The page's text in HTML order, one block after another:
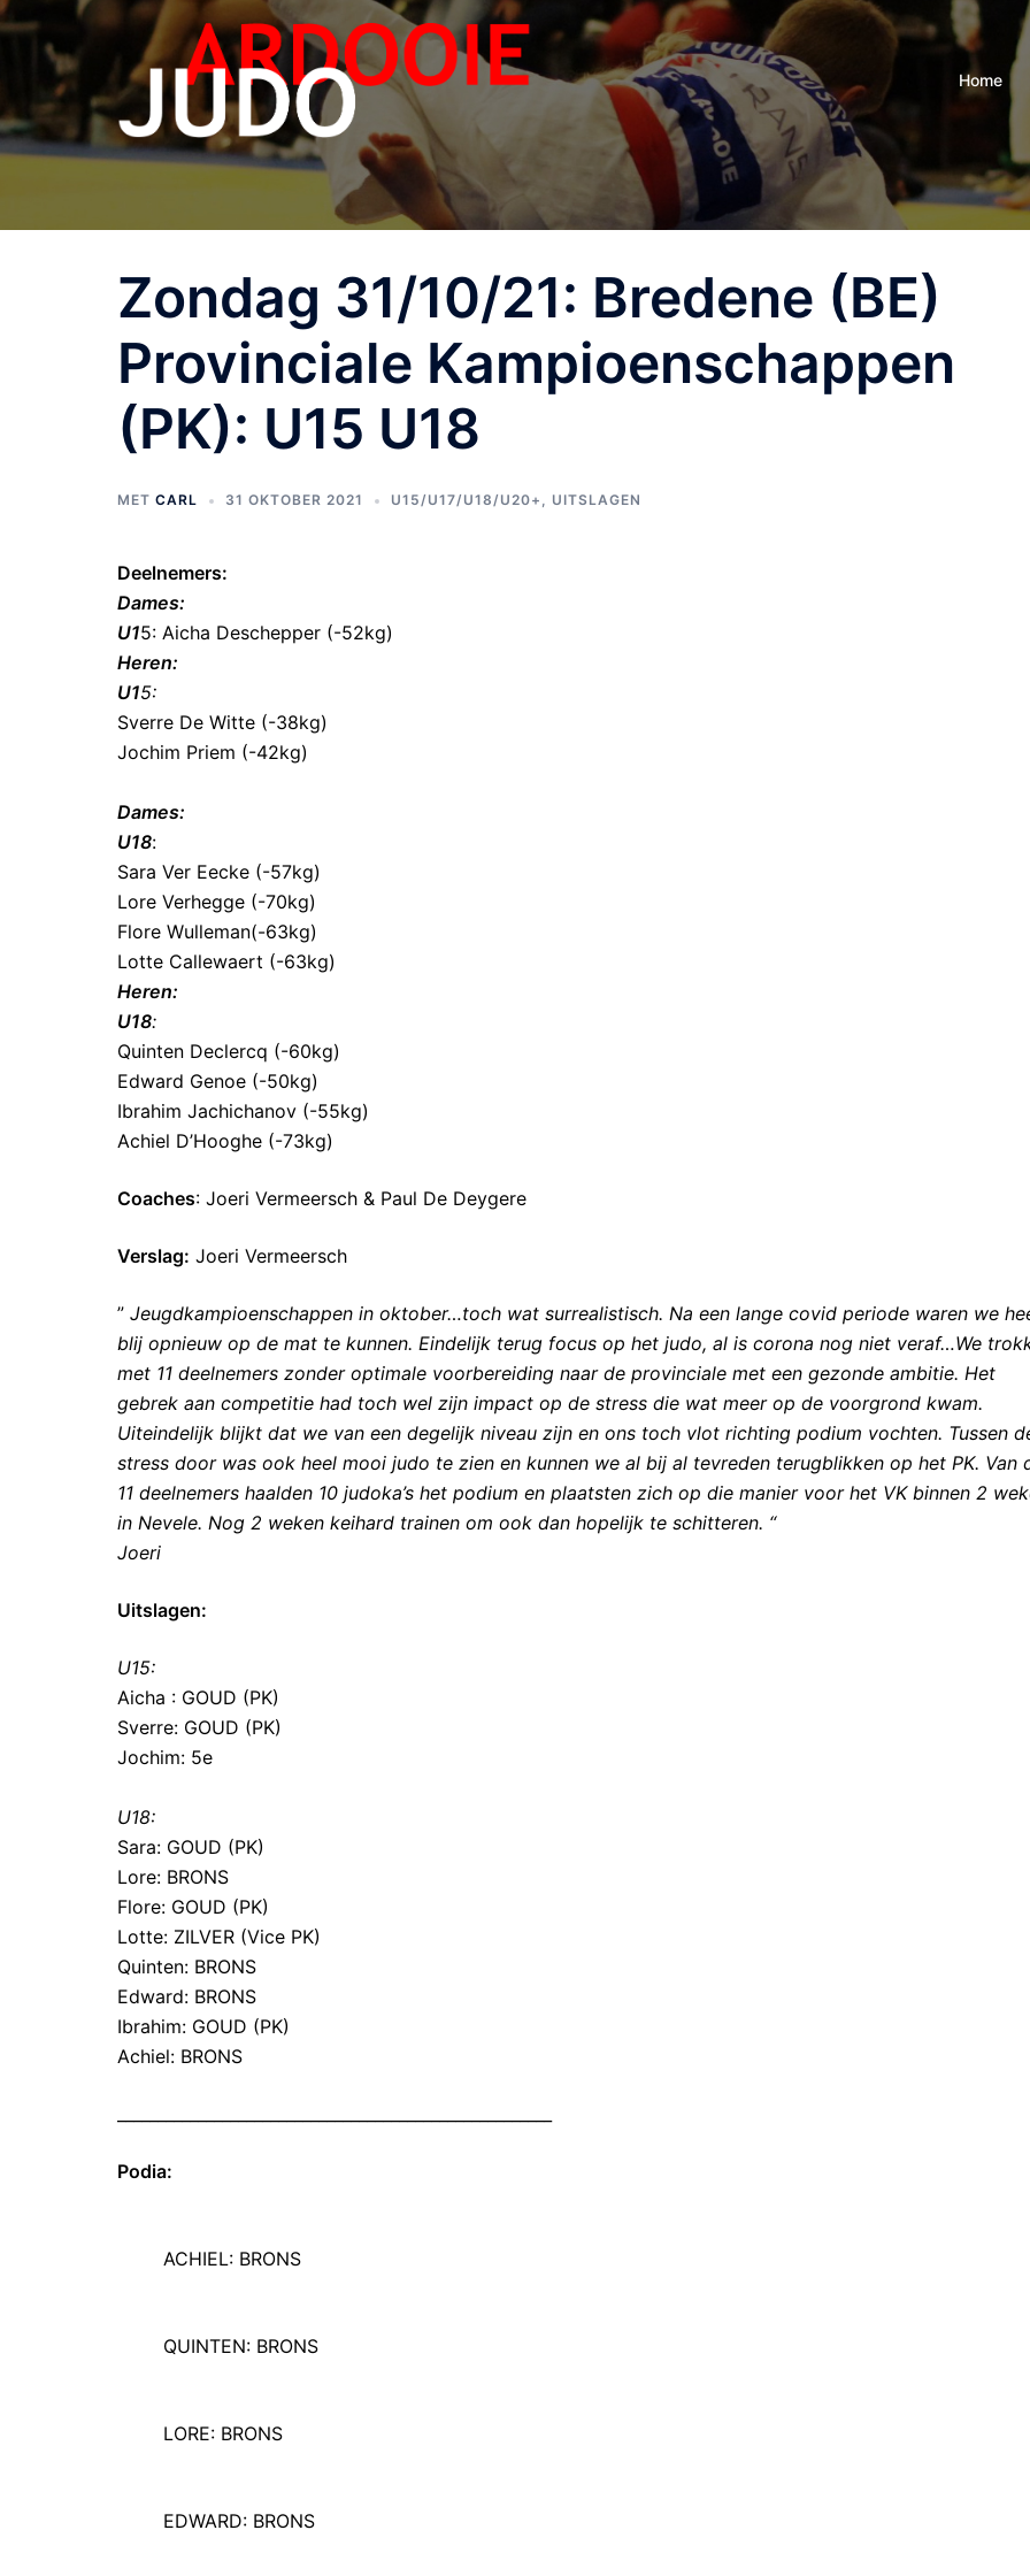
Home
Zondag 31/10/21: Bredene (BE)
Provinciale Kampioenschappen
(PK): U15 U18
MET CARL 31 OKTOBER 2021 U15/U17/U18/U20+ , UITSLAGEN
Deelnemers:
Dames:
U15: Aicha Deschepper (-52kg)
Heren:
U15:
Sverre De Witte (-38kg)
Jochim Priem (-42kg)
Dames:
U18:
Sara Ver Eecke (-57kg)
Lore Verhegge (-70kg)
Flore Wulleman(-63kg)
Lotte Callewaert (-63kg)
Heren:
U18:
Quinten Declercq (-60kg)
Edward Genoe (-50kg)
Ibrahim Jachichanov (-55kg)
Achiel D’Hooghe (-73kg)
Coaches: Joeri Vermeersch & Paul De Deygere
Verslag: Joeri Vermeersch
” Jeugdkampioenschappen in oktober…toch wat surrealistisch. Na een lange covid periode waren we
blij opnieuw op de mat te kunnen. Eindelijk terug focus op het judo, al is corona nog niet veraf…We
met 11 deelnemers zonder optimale voorbereiding naar de provinciale met een gezonde ambitie. Het
gebrek aan competitie had toch wel zijn impact op de stress die wat meer op de voorgrond kwam.
Uiteindelijk blijkt dat we van een degelijk niveau zijn en ons toch vlot richting podium vochten. Tussen
stress door was ook heel mooi judo te zien en kunnen we al bij al tevreden terugblikken op het PK. Van
11 deelnemers haalden 10 judoka’s het podium en plaatsten zich op die manier voor het VK binnen 2
in Nevele. Nog 2 weken keihard trainen om ook dan hopelijk te schitteren. “
Joeri
Uitslagen:
U15:
Aicha : GOUD (PK)
Sverre: GOUD (PK)
Jochim: 5e
U18:
Sara: GOUD (PK)
Lore: BRONS
Flore: GOUD (PK)
Lotte: ZILVER (Vice PK)
Quinten: BRONS
Edward: BRONS
Ibrahim: GOUD (PK)
Achiel: BRONS
Podia:
ACHIEL: BRONS
QUINTEN: BRONS
LORE: BRONS
EDWARD: BRONS